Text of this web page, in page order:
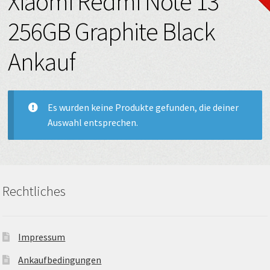
256GB Graphite Black
Ankauf
Es wurden keine Produkte gefunden, die deiner
Auswahl entsprechen.
Rechtliches
Impressum
Ankaufbedingungen